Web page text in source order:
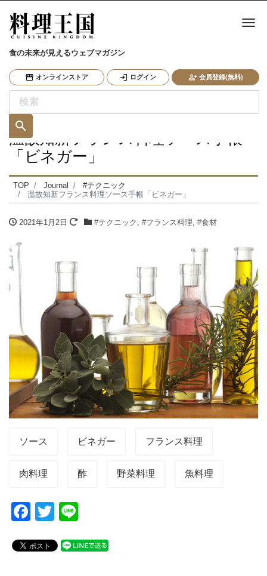
食の未来が見えるウェブマガジン
オンラインストア ログイン 会員登録(無料)
ナ
温故知新フランス料理ソース手帳
「ビネガー」
TOP Journal
#テクニック
温故知新フランス料理ソース手帳「ビネガー」
2021年1月2日 #テクニック , #フランス料理, #食材
ソース ビネガー フランス料理
肉料理 酢 野菜料理 魚料理
F
c
T
tt
e